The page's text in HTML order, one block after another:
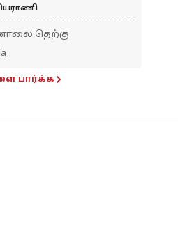
தெற்கு
பார்க்க